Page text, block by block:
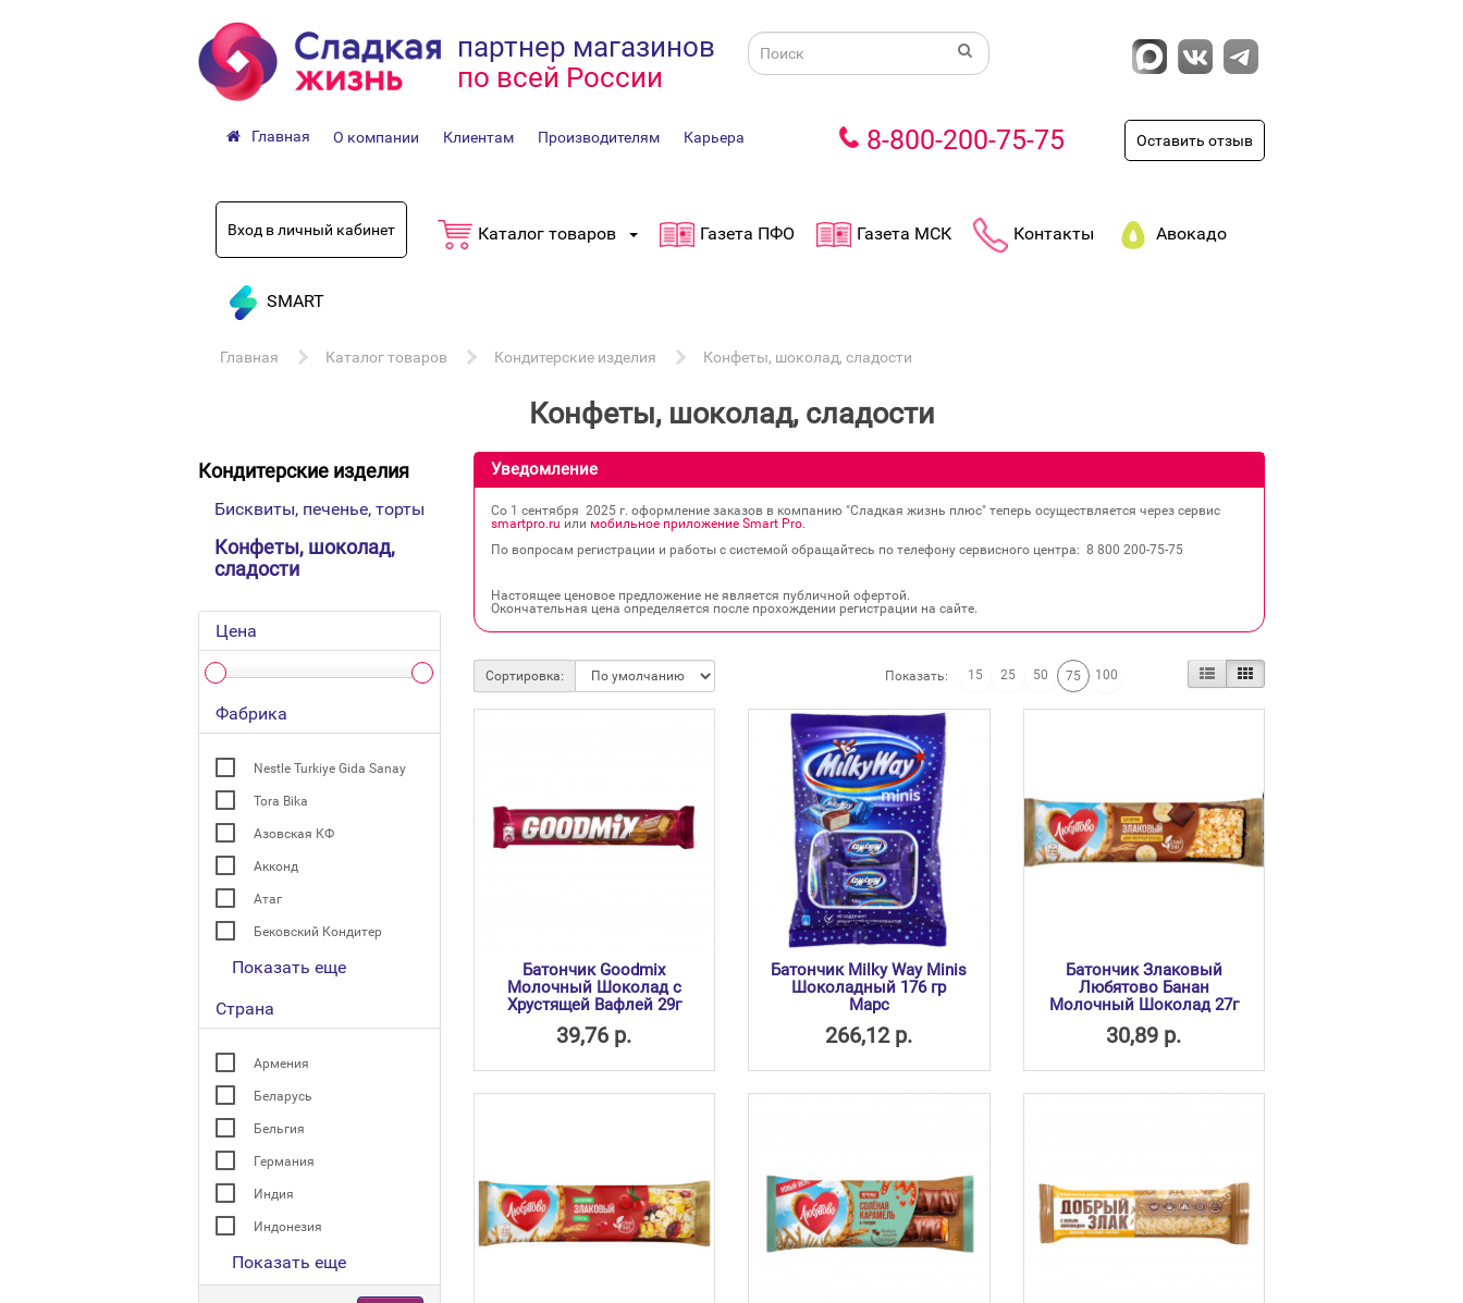
партнер магазинов
по всей России
Главная О компании Клиентам Производителям Карьера 8-800-200-75-75 Оставить отзыв
Вход в личный кабинет Каталог товаров Газета ПФО Газета МСК Контакты Авокадо
SMART
Главная Каталог товаров Кондитерские изделия Конфеты, шоколад, сладости
Конфеты, шоколад, сладости
Кондитерские изделия
Бисквиты, печенье, торты
Конфеты, шоколад,
сладости
Цена
Фабрика
Nestle Turkiye Gida Sanay
Tora Bika
Азовская КФ
Акконд
Атаг
Бековский Кондитер
Показать еще
Страна
Армения
Беларусь
Бельгия
Германия
Индия
Индонезия
Показать еще
Уведомление
Со 1 сентября 2025 г. оформление заказов в компанию "Сладкая жизнь плюс" теперь осуществляется через сервис
smartpro.ru или мобильное приложение Smart Pro.
По вопросам регистрации и работы с системой обращайтесь по телефону сервисного центра: 8 800 200‐75‐75
Настоящее ценовое предложение не является публичной офертой.
Окончательная цена определяется после прохождении регистрации на сайте.
Сортировка: Показать: 15 25 50 75 100
Батончик Goodmix
Молочный Шоколад с
Хрустящей Вафлей 29г
39,76 р.
Батончик Milky Way Minis
Шоколадный 176 гр
Марс
266,12 р.
Батончик Злаковый
Любятово Банан
Молочный Шоколад 27г
30,89 р.